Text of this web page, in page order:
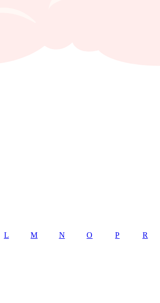
L M N O P R